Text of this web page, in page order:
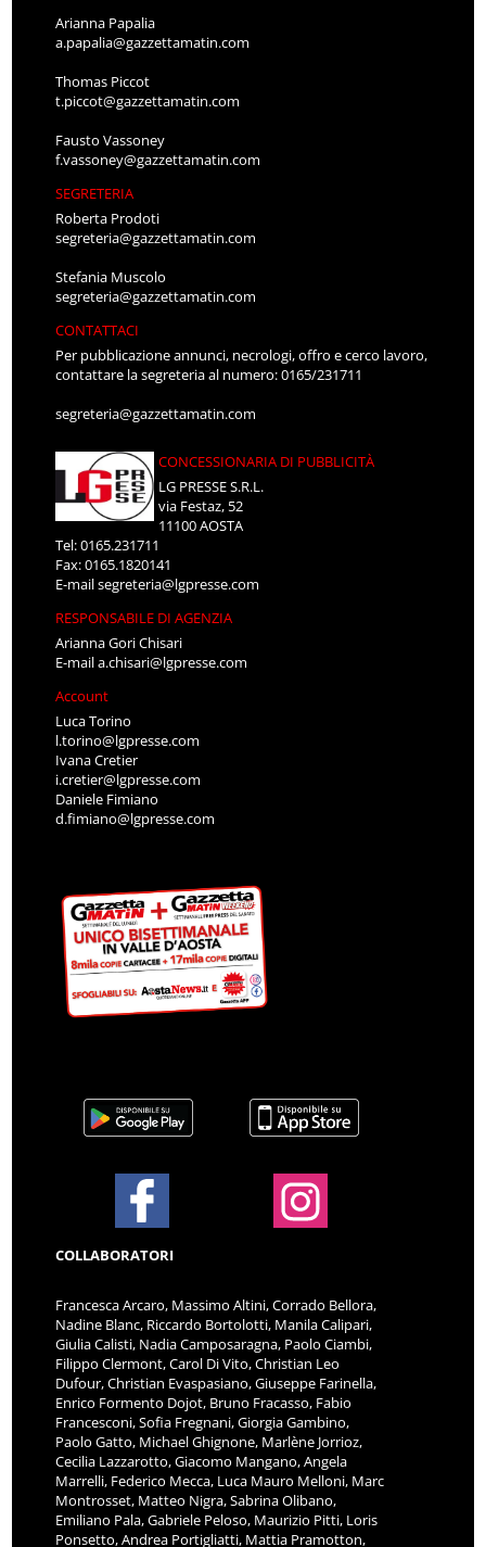
Arianna Papalia
a.papalia@gazzettamatin.com
Thomas Piccot
t.piccot@gazzettamatin.com
Fausto Vassoney
f.vassoney@gazzettamatin.com
SEGRETERIA
Roberta Prodoti
segreteria@gazzettamatin.com
Stefania Muscolo
segreteria@gazzettamatin.com
CONTATTACI
Per pubblicazione annunci, necrologi, offro e cerco lavoro,
contattare la segreteria al numero: 0165/231711
segreteria@gazzettamatin.com
CONCESSIONARIA DI PUBBLICITÀ
LG PRESSE S.R.L.
via Festaz, 52
11100 AOSTA
Tel: 0165.231711
Fax: 0165.1820141
E-mailsegreteria@lgpresse.com
RESPONSABILE DI AGENZIA
Arianna Gori Chisari
E-maila.chisari@lgpresse.com
Account
Luca Torino
l.torino@lgpresse.com
Ivana Cretier
i.cretier@lgpresse.com
Daniele Fimiano
d.fimiano@lgpresse.com
COLLABORATORI
Francesca Arcaro, Massimo Altini, Corrado Bellora,
Nadine Blanc, Riccardo Bortolotti, Manila Calipari,
Giulia Calisti, Nadia Camposaragna, Paolo Ciambi,
Filippo Clermont, Carol Di Vito, Christian Leo
Dufour, Christian Evaspasiano, Giuseppe Farinella,
Enrico Formento Dojot, Bruno Fracasso, Fabio
Francesconi, Sofia Fregnani, Giorgia Gambino,
Paolo Gatto, Michael Ghignone, Marlène Jorrioz,
Cecilia Lazzarotto, Giacomo Mangano, Angela
Marrelli, Federico Mecca, Luca Mauro Melloni, Marc
Montrosset, Matteo Nigra, Sabrina Olibano,
Emiliano Pala, Gabriele Peloso, Maurizio Pitti, Loris
Ponsetto, Andrea Portigliatti, Mattia Pramotton,